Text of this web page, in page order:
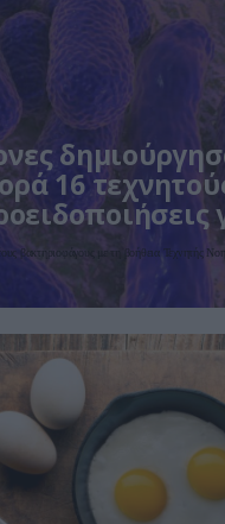
16
βακτηριοφάγους με τη βοήθεια Τεχνητής